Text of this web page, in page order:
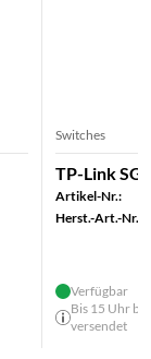
Switches
TP-Link
Artikel-Nr.:
Herst.-Art.-Nr.:
Verfügbar
Bis 15 Uhr
versendet